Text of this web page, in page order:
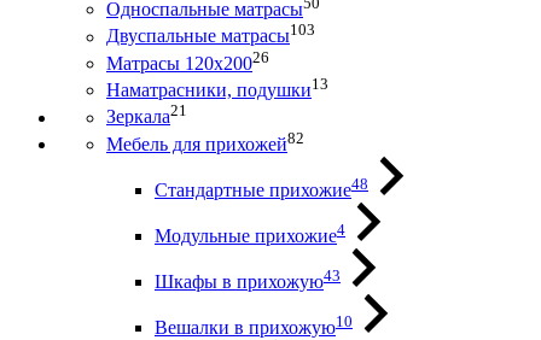
Односпальные матрасы
Двуспальные матрасы103
Матрасы 120х20026
Наматрасники, подушки13
Зеркала21
Мебель для прихожей82
Стандартные прихожие48
Модульные прихожие4
Шкафы в прихожую43
Вешалки в прихожую10